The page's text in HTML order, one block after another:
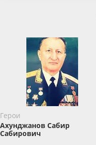
Герои
Ахунджанов Сабир
Сабирович